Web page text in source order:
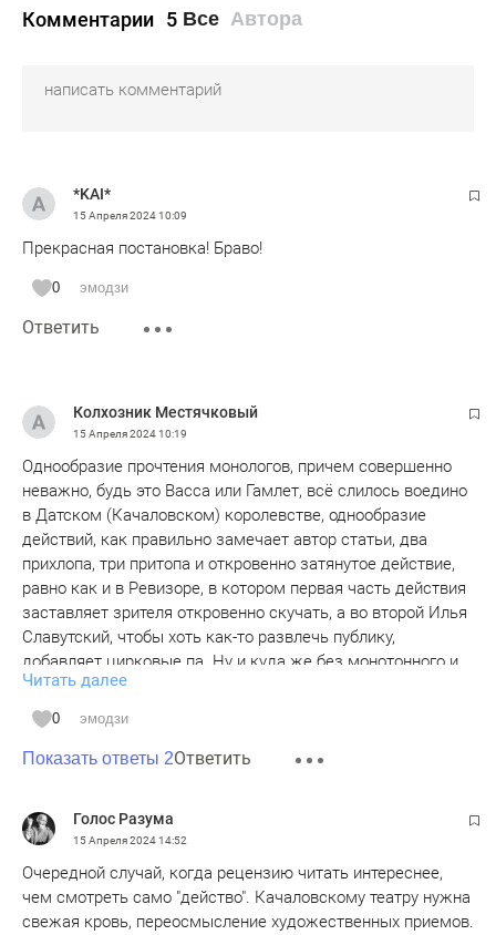
Комментарии 5 Все Автора
*KAI*
15 Апреля 202410:09
Прекрасная постановка! Браво!
0 эмодзи
Ответить
Колхозник Местячковый
15 Апреля 202410:19
Однообразие прочтения монологов, причем совершенно
неважно, будь это Васса или Гамлет, всё слилось воедино
в Датском (Качаловском) королевстве, однообразие
действий, как правильно замечает автор статьи, два
прихлопа, три притопа и откровенно затянутое действие,
равно как и в Ревизоре, в котором первая часть действия
заставляет зрителя откровенно скучать, а во второй Илья
Славутский, чтобы хоть как-то развлечь публику,
добавляет цирковые па. Ну и куда же без монотонного и
опять-таки однообразного пения Ряшиной, которое в
любом спектакле действительно становится визитной
карточкой театра имени В.И. Качалова.
Читать далее
0 эмодзи
Показать ответы 2Ответить
Голос Разума
15 Апреля 202414:52
Очередной случай, когда рецензию читать интереснее,
чем смотреть само "действо". Качаловскому театру нужна
свежая кровь, переосмысление художественных приемов.